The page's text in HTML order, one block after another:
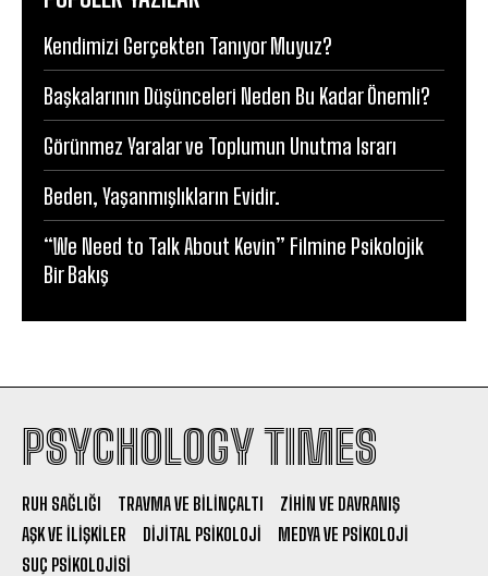
Kendimizi Gerçekten Tanıyor Muyuz?
Başkalarının Düşünceleri Neden Bu Kadar Önemli?
Görünmez Yaralar ve Toplumun Unutma Israrı
Beden, Yaşanmışlıkların Evidir.
“We Need to Talk About Kevin” Filmine Psikolojik
Bir Bakış
PSYCHOLOGY TIMES
RUH SAĞLIĞI TRAVMA VE BILINÇALTI
ZIHIN VE DAVRANIŞ
AŞK VE İLIŞKILER
DIJITAL PSIKOLOJI
MEDYA VE PSIKOLOJI
SUÇ PSIKOLOJISI